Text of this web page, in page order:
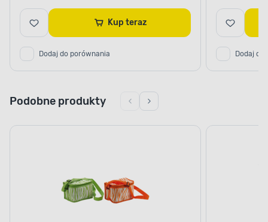
Kup teraz
Dodaj do porównania Dodaj do
Podobne produkty